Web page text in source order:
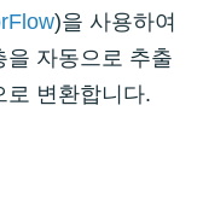
)을 사용하여
을 자동으로 추출
로 변환합니다.